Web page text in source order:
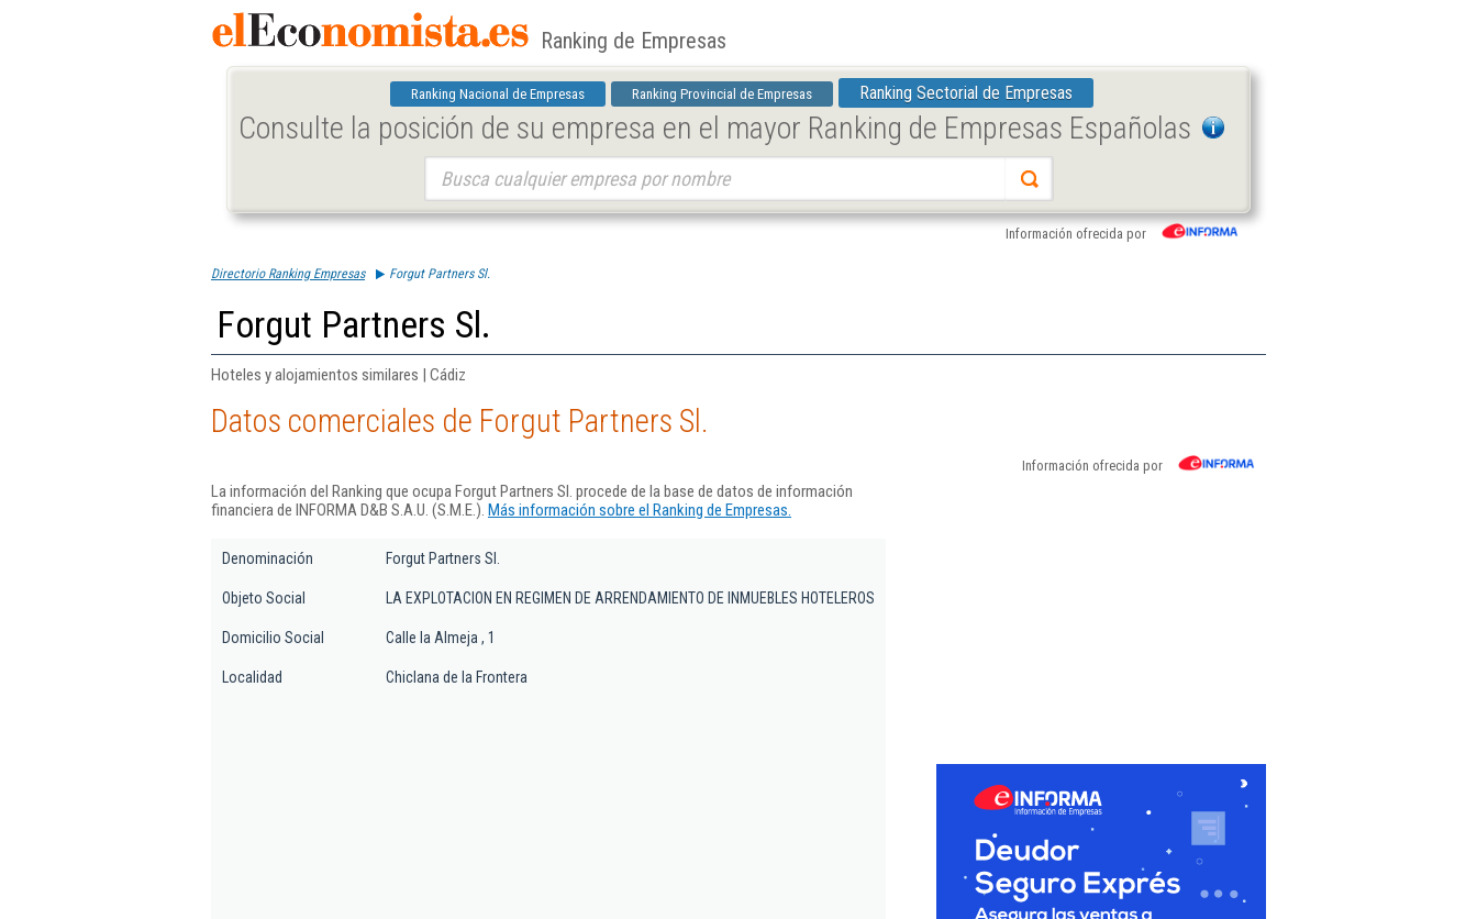
Ranking de Empresas
Ranking Nacional de Empresas Ranking Provincial de Empresas Ranking Sectorial de Empresas
Consulte la posición de su empresa en el mayor Ranking de Empresas Españolas
Información ofrecida por
Directorio Ranking Empresas Forgut Partners Sl.
Forgut Partners Sl.
Hoteles y alojamientos similares | Cádiz
Datos comerciales de Forgut Partners Sl.
Información ofrecida por
La información del Ranking que ocupa Forgut Partners Sl. procede de la base de datos de información
financiera de INFORMA D&B S.A.U. (S.M.E.). Más información sobre el Ranking de Empresas.
Denominación Forgut Partners Sl.
Objeto Social LA EXPLOTACION EN REGIMEN DE ARRENDAMIENTO DE INMUEBLES HOTELEROS
Domicilio Social Calle la Almeja , 1
Localidad Chiclana de la Frontera